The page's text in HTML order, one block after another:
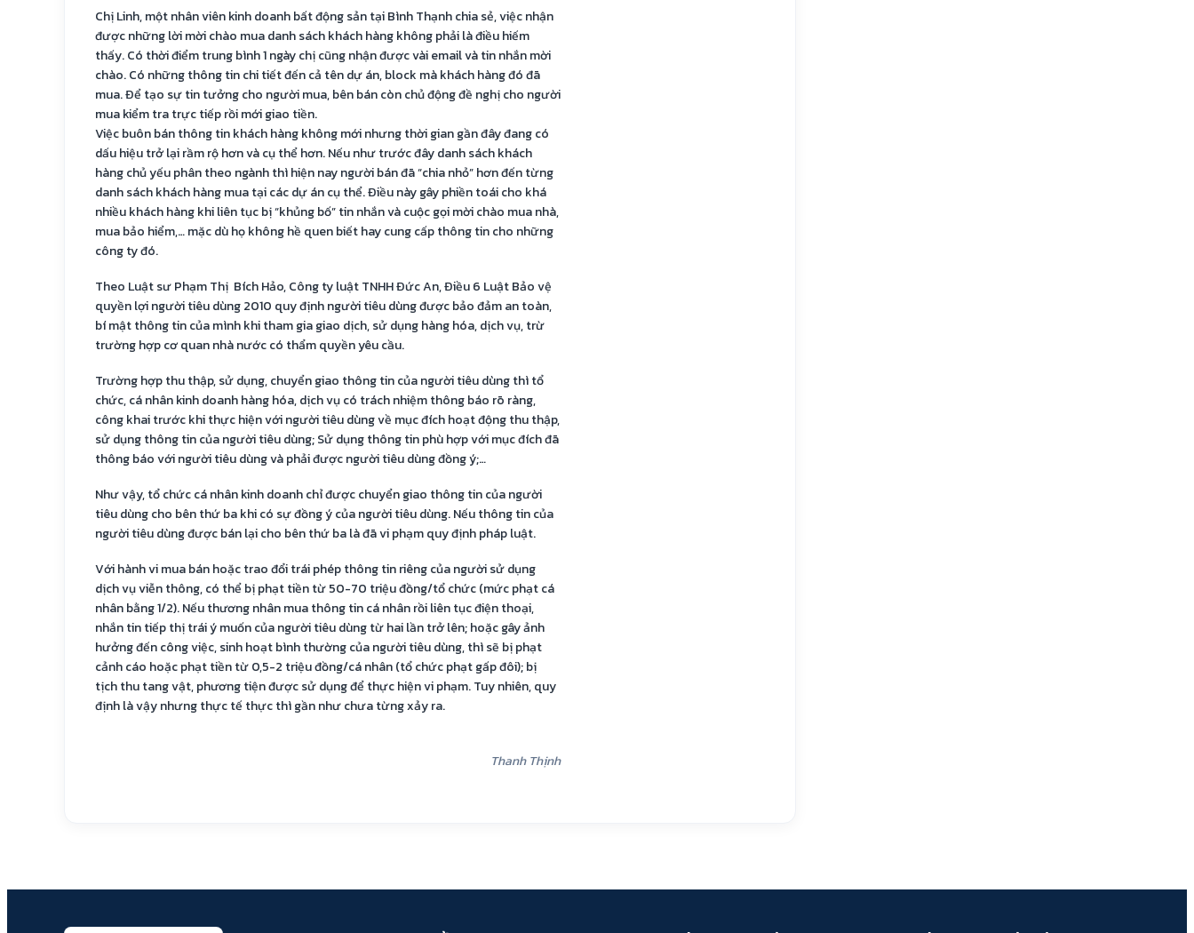
Chị Linh, một nhân viên kinh doanh bất động sản tại Bình Thạnh chia sẻ, việc nhận
được những lời mời chào mua danh sách khách hàng không phải là điều hiếm
thấy. Có thời điểm trung bình 1 ngày chị cũng nhận được vài email và tin nhắn mời
chào. Có những thông tin chi tiết đến cả tên dự án, block mà khách hàng đó đã
mua. Để tạo sự tin tưởng cho người mua, bên bán còn chủ động đề nghị cho người
mua kiểm tra trực tiếp rồi mới giao tiền.
Việc buôn bán thông tin khách hàng không mới nhưng thời gian gần đây đang có
dấu hiệu trở lại rầm rộ hơn và cụ thể hơn. Nếu như trước đây danh sách khách
hàng chủ yếu phân theo ngành thì hiện nay người bán đã “chia nhỏ” hơn đến từng
danh sách khách hàng mua tại các dự án cụ thể. Điều này gây phiền toái cho khá
nhiều khách hàng khi liên tục bị “khủng bố” tin nhắn và cuộc gọi mời chào mua nhà,
mua bảo hiểm,… mặc dù họ không hề quen biết hay cung cấp thông tin cho những
công ty đó.
Theo Luật sư Phạm Thị Bích Hảo, Công ty luật TNHH Đức An, Điều 6 Luật Bảo vệ
quyền lợi người tiêu dùng 2010 quy định người tiêu dùng được bảo đảm an toàn,
bí mật thông tin của mình khi tham gia giao dịch, sử dụng hàng hóa, dịch vụ, trừ
trường hợp cơ quan nhà nước có thẩm quyền yêu cầu.
Trường hợp thu thập, sử dụng, chuyển giao thông tin của người tiêu dùng thì tổ
chức, cá nhân kinh doanh hàng hóa, dịch vụ có trách nhiệm thông báo rõ ràng,
công khai trước khi thực hiện với người tiêu dùng về mục đích hoạt động thu thập,
sử dụng thông tin của người tiêu dùng; Sử dụng thông tin phù hợp với mục đích đã
thông báo với người tiêu dùng và phải được người tiêu dùng đồng ý;…
Như vậy, tổ chức cá nhân kinh doanh chỉ được chuyển giao thông tin của người
tiêu dùng cho bên thứ ba khi có sự đồng ý của người tiêu dùng. Nếu thông tin của
người tiêu dùng được bán lại cho bên thứ ba là đã vi phạm quy định pháp luật.
Với hành vi mua bán hoặc trao đổi trái phép thông tin riêng của người sử dụng
dịch vụ viễn thông, có thể bị phạt tiền từ 50-70 triệu đồng/tổ chức (mức phạt cá
nhân bằng 1/2). Nếu thương nhân mua thông tin cá nhân rồi liên tục điện thoại,
nhắn tin tiếp thị trái ý muốn của người tiêu dùng từ hai lần trở lên; hoặc gây ảnh
hưởng đến công việc, sinh hoạt bình thường của người tiêu dùng, thì sẽ bị phạt
cảnh cáo hoặc phạt tiền từ 0,5-2 triệu đồng/cá nhân (tổ chức phạt gấp đôi); bị
tịch thu tang vật, phương tiện được sử dụng để thực hiện vi phạm. Tuy nhiên, quy
định là vậy nhưng thực tế thực thì gần như chưa từng xảy ra.
Thanh Thịnh